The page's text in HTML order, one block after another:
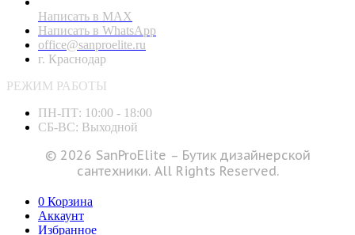
Написать в MAX
Написать в WhatsApp
office@sanproelite.ru
г. Краснодар
РЕЖИМ РАБОТЫ
ПН-ПТ: 10:00 - 18:00
СБ-ВС: Выходной
© 2026 SanProElite – Бутик дизайнерской
сантехники. All Rights Reserved.
0 Корзина
Аккаунт
Избранное